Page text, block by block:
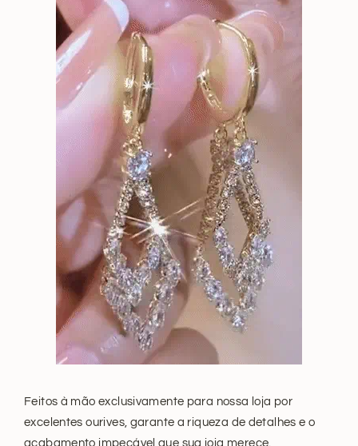
Feitos à mão exclusivamente para nossa loja por
excelentes ourives, garante a riqueza de detalhes e o
acabamento impecável que sua joia merece.